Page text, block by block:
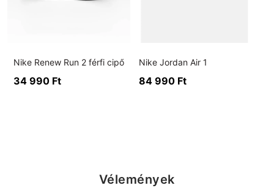
Nike Renew Run 2 férfi cipő
34 990 Ft
Nike Jordan Air 1
84 990 Ft
Vélemények